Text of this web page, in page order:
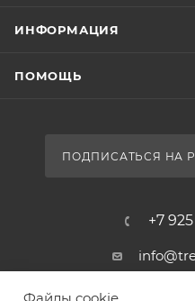
ИНФОРМАЦИЯ
ПОМОЩЬ
ПОДПИСАТЬСЯ НА
+7
117418,